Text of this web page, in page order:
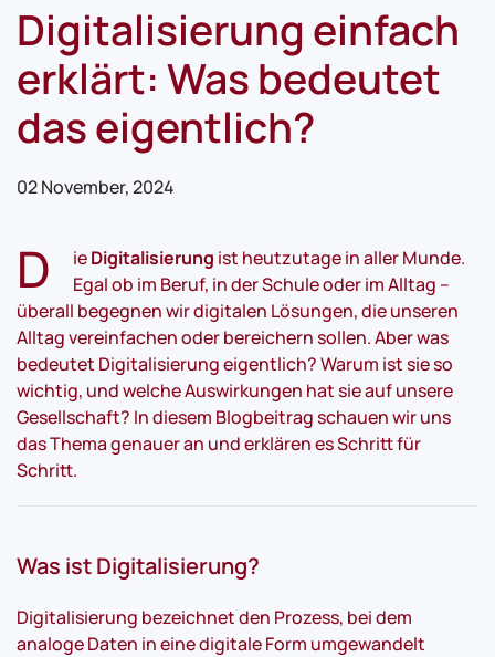
Digitalisierung einfach
erklärt: Was bedeutet
das eigentlich?
02 November, 2024
D ieDigitalisierung ist heutzutage in aller Munde.
Egal ob im Beruf, in der Schule oder im Alltag –
überall begegnen wir digitalen Lösungen, die unseren
Alltag vereinfachen oder bereichern sollen. Aber was
bedeutet Digitalisierung eigentlich? Warum ist sie so
wichtig, und welche Auswirkungen hat sie auf unsere
Gesellschaft? In diesem Blogbeitrag schauen wir uns
das Thema genauer an und erklären es Schritt für
Schritt.
Was ist Digitalisierung?
Digitalisierung bezeichnet den Prozess, bei dem
analoge Daten in eine digitale Form umgewandelt